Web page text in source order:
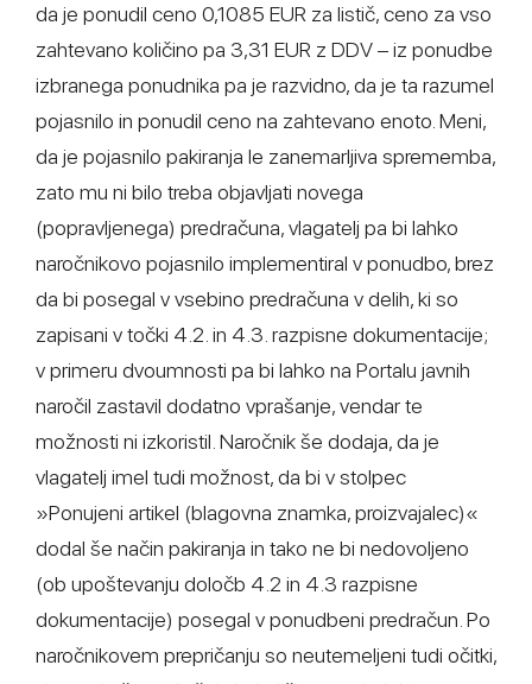
da je ponudil ceno 0,1085 EUR za listič, ceno za vso
zahtevano količino pa 3,31 EUR z DDV – iz ponudbe
izbranega ponudnika pa je razvidno, da je ta razumel
pojasnilo in ponudil ceno na zahtevano enoto. Meni,
da je pojasnilo pakiranja le zanemarljiva sprememba,
zato mu ni bilo treba objavljati novega
(popravljenega) predračuna, vlagatelj pa bi lahko
naročnikovo pojasnilo implementiral v ponudbo, brez
da bi posegal v vsebino predračuna v delih, ki so
zapisani v točki 4.2. in 4.3. razpisne dokumentacije;
v primeru dvoumnosti pa bi lahko na Portalu javnih
naročil zastavil dodatno vprašanje, vendar te
možnosti ni izkoristil. Naročnik še dodaja, da je
vlagatelj imel tudi možnost, da bi v stolpec
»Ponujeni artikel (blagovna znamka, proizvajalec)«
dodal še način pakiranja in tako ne bi nedovoljeno
(ob upoštevanju določb 4.2 in 4.3 razpisne
dokumentacije) posegal v ponudbeni predračun. Po
naročnikovem prepričanju so neutemeljeni tudi očitki,